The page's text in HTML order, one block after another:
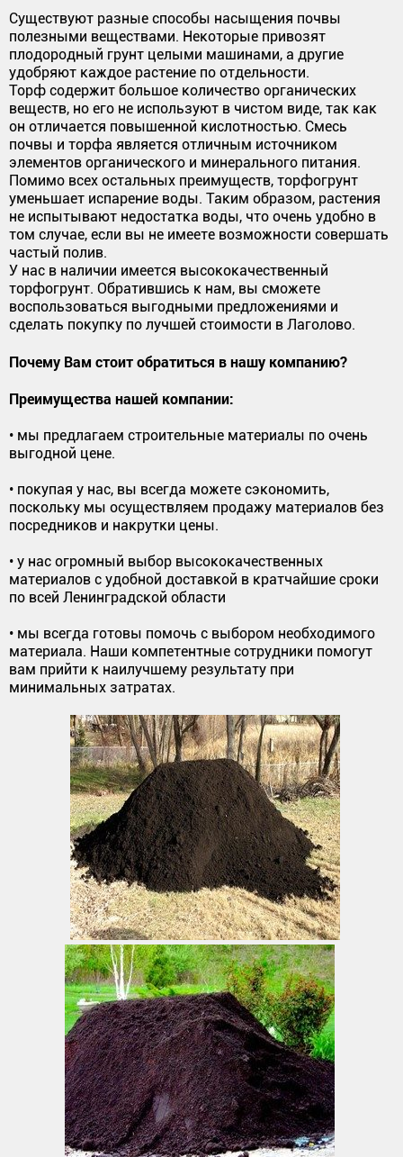
Существуют разные способы насыщения почвы
полезными веществами. Некоторые привозят
плодородный грунт целыми машинами, а другие
удобряют каждое растение по отдельности.
Торф содержит большое количество органических
веществ, но его не используют в чистом виде, так как
он отличается повышенной кислотностью. Смесь
почвы и торфа является отличным источником
элементов органического и минерального питания.
Помимо всех остальных преимуществ, торфогрунт
уменьшает испарение воды. Таким образом, растения
не испытывают недостатка воды, что очень удобно в
том случае, если вы не имеете возможности совершать
частый полив.
У нас в наличии имеется высококачественный
торфогрунт. Обратившись к нам, вы сможете
воспользоваться выгодными предложениями и
сделать покупку по лучшей стоимости в Лаголово.
Почему Вам стоит обратиться в нашу компанию?
Преимущества нашей компании:
• мы предлагаем строительные материалы по очень
выгодной цене.
• покупая у нас, вы всегда можете сэкономить,
поскольку мы осуществляем продажу материалов без
посредников и накрутки цены.
• у нас огромный выбор высококачественных
материалов с удобной доставкой в кратчайшие сроки
по всей Ленинградской области
• мы всегда готовы помочь с выбором необходимого
материала. Наши компетентные сотрудники помогут
вам прийти к наилучшему результату при
минимальных затратах.